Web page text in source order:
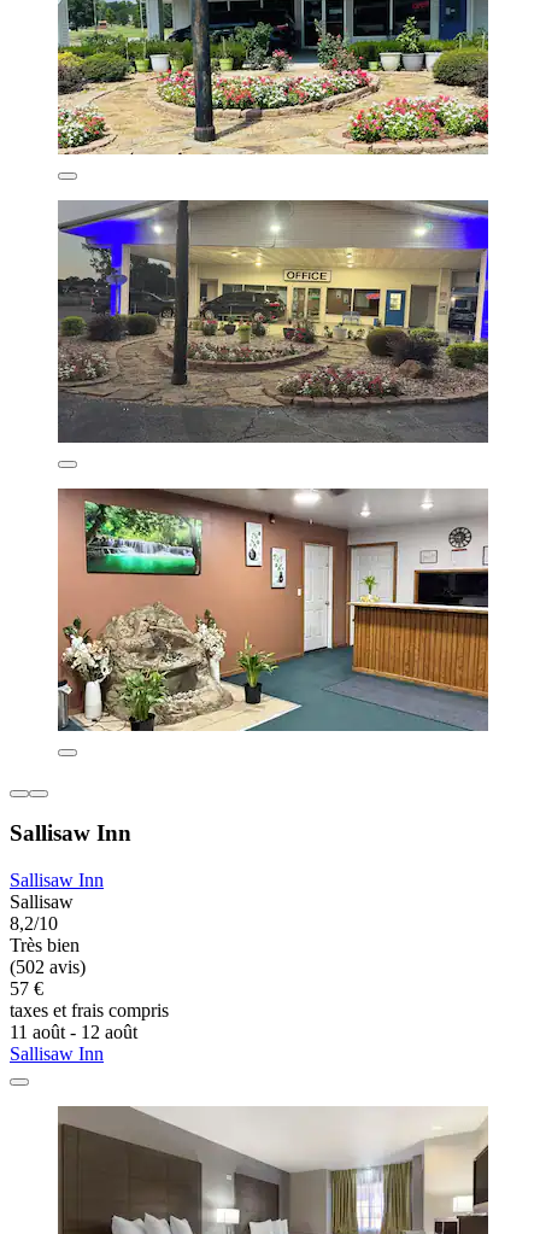
Sallisaw Inn
Sallisaw Inn
Sallisaw
8,2/10
Très bien
(502 avis)
57 €
taxes et frais compris
11 août - 12 août
Sallisaw Inn